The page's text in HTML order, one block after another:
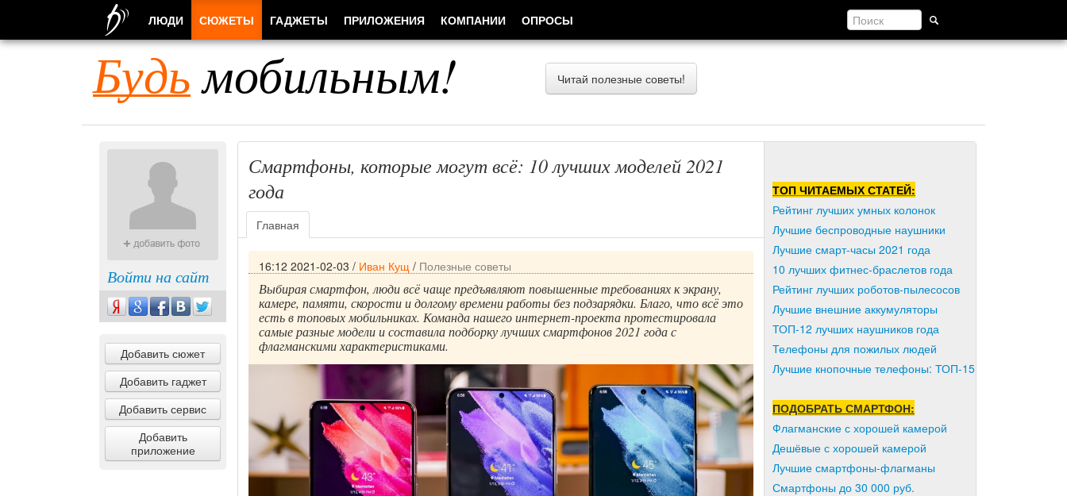
Будьмобильным! Читай полезные советы!
Войти на сайт
Добавить сюжет
Добавить гаджет
Добавить сервис
Добавить
приложение
Смартфоны, которые могут всё: 10 лучших моделей 2021
года
Главная
16:12 2021-02-03 / Иван Кущ / Полезные советы
Выбирая смартфон, люди всё чаще предъявляют повышенные требованиях к экрану,
камере, памяти, скорости и долгому времени работы без подзарядки. Благо, что всё это
есть в топовых мобильниках. Команда нашего интернет-проекта протестировала
самые разные модели и составила подборку лучших смартфонов 2021 года с
флагманскими характеристиками.
ТОП ЧИТАЕМЫХ СТАТЕЙ:
Рейтинг лучших умных колонок
Лучшие беспроводные наушники
Лучшие смарт-часы 2021 года
10 лучших фитнес-браслетов года
Рейтинг лучших роботов-пылесосов
Лучшие внешние аккумуляторы
ТОП-12 лучших наушников года
Телефоны для пожилых людей
Лучшие кнопочные телефоны: ТОП-15
ПОДОБРАТЬ СМАРТФОН:
Флагманские с хорошей камерой
Дешёвые с хорошей камерой
Лучшие смартфоны-флагманы
Смартфоны до 30 000 руб.
ЛЮДИ СЮЖЕТЫ ГАДЖЕТЫ ПРИЛОЖЕНИЯ КОМПАНИИ ОПРОСЫ